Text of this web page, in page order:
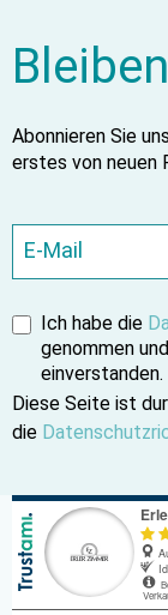
Abonnieren Sie
erstes von neuen
Ich habe die
genommen
einverstanden.
Diese Seite ist
die